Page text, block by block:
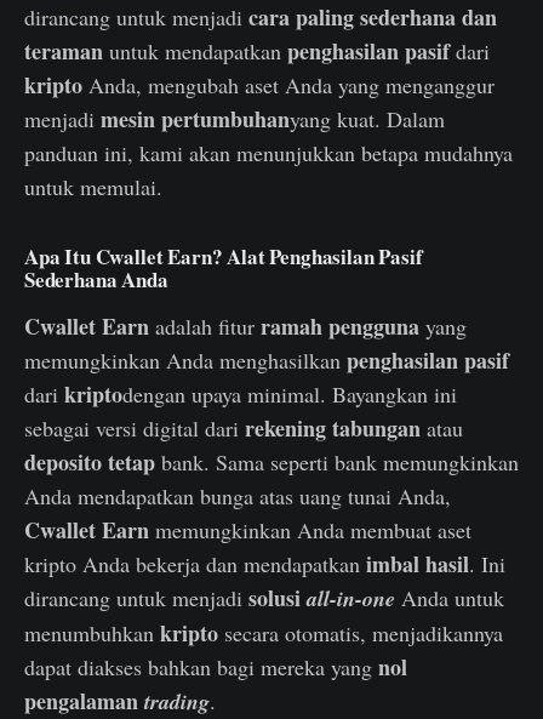
dirancang untuk menjadi cara paling sederhana dan
teraman untuk mendapatkan penghasilan pasifdari
kripto Anda, mengubah aset Anda yang menganggur
menjadi mesin pertumbuhanyang kuat. Dalam
panduan ini, kami akan menunjukkan betapa mudahnya
untuk memulai.
Apa Itu Cwallet Earn? Alat Penghasilan Pasif
Sederhana Anda
Cwallet Earn adalah fitur ramah pengguna yang
memungkinkan Anda menghasilkan penghasilan pasif
dari kriptodengan upaya minimal. Bayangkan ini
sebagai versi digital dari rekening tabungan atau
deposito tetap bank. Sama seperti bank memungkinkan
Anda mendapatkan bunga atas uang tunai Anda,
Cwallet Earn memungkinkan Anda membuat aset
kripto Anda bekerja dan mendapatkan imbal hasil. Ini
dirancang untuk menjadi solusiall-in-one Anda untuk
menumbuhkan kripto secara otomatis, menjadikannya
dapat diakses bahkan bagi mereka yang nol
pengalamantrading.